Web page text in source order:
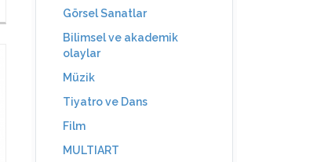
Görsel Sanatlar
Bilimsel ve akademik
olaylar
Müzik
Tiyatro ve Dans
Film
MULTIART